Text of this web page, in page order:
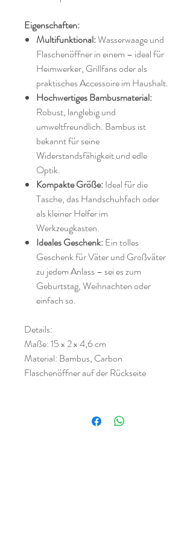
Eigenschaften:
Multifunktional:Wasserwaage und
Flaschenöffner in einem – ideal für
Heimwerker, Grillfans oder als
praktisches Accessoire im Haushalt.
Hochwertiges Bambusmaterial:
Robust, langlebig und
umweltfreundlich. Bambus ist
bekannt für seine
Widerstandsfähigkeit und edle
Optik.
Kompakte Größe:Ideal für die
Tasche, das Handschuhfach oder
als kleiner Helfer im
Werkzeugkasten.
Ideales Geschenk:Ein tolles
Geschenk für Väter und Großväter
zu jedem Anlass – sei es zum
Geburtstag, Weihnachten oder
einfach so.
Details:
Maße: 15 x 2 x 4,6 cm
Material: Bambus, Carbon
Flaschenöffner auf der Rückseite